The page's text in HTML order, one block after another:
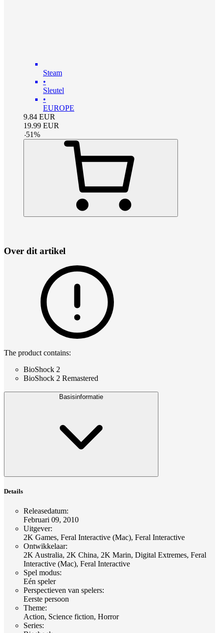
Steam
•
Sleutel
•
EUROPE
9.84 EUR
19.99 EUR
-51%
Over dit artikel
The product contains:
BioShock 2
BioShock 2 Remastered
Basisinformatie
Details
Releasedatum:
Februari 09, 2010
Uitgever:
2K Games, Feral Interactive (Mac), Feral Interactive
Ontwikkelaar:
2K Australia, 2K China, 2K Marin, Digital Extremes, Feral
Interactive (Mac), Feral Interactive
Spel modus:
Eén speler
Perspectieven van spelers:
Eerste persoon
Theme:
Action, Science fiction, Horror
Series: